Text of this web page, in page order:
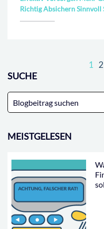
Richtig Absichern Sinnvoll
1 2
SUCHE
Suche
nach:
MEISTGELESEN